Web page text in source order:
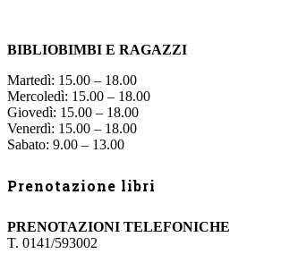
BIBLIOBIMBI E RAGAZZI
Martedì: 15.00 – 18.00
Mercoledì: 15.00 – 18.00
Giovedì: 15.00 – 18.00
Venerdì: 15.00 – 18.00
Sabato: 9.00 – 13.00
Prenotazione libri
PRENOTAZIONI TELEFONICHE
T. 0141/593002